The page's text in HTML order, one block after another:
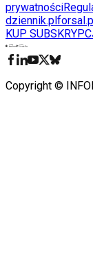
prywatności
dziennik.pl
KUP
Copyright ©